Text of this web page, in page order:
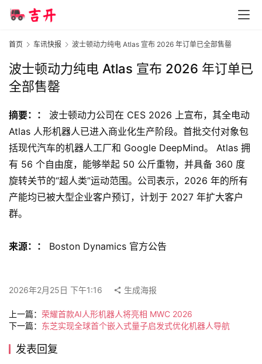
智
车
时
代
新
能
源
评
行
家
车
首页 车讯快报 波士顿动力纯电 Atlas 宣布 2026 年订单已全部售罄
波士顿动力纯电 Atlas 宣布 2026 年订单已
全部售罄
摘要：：
波士顿动力公司在 CES 2026 上宣布，其全电动
Atlas 人形机器人已进入商业化生产阶段。首批交付对象包
括现代汽车的机器人工厂和 Google DeepMind。 Atlas 拥
有 56 个自由度，能够举起 50 公斤重物，并具备 360 度
旋转关节的“超人类”运动范围。公司表示，2026 年的所有
产能均已被大型企业客户预订，计划于 2027 年扩大客户
群。
来源：： Boston Dynamics 官方公告
2026年2月25日 下午1:16 生成海报
上一篇： 荣耀首款AI人形机器人将亮相 MWC 2026
下一篇： 东芝实现全球首个嵌入式量子启发式优化机器人导航
发表回复